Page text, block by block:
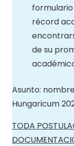
récord
de su
Asunto:
Hungaricum
TODA